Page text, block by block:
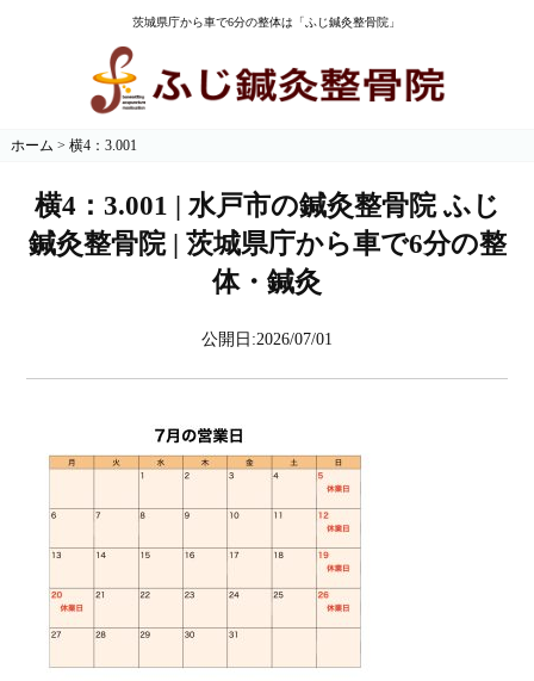
茨城県庁から車で6分の整体は「ふじ鍼灸整骨院」
ホーム > 横4：3.001
横4：3.001 | 水戸市の鍼灸整骨院 ふじ
鍼灸整骨院 | 茨城県庁から車で6分の整
体・鍼灸
公開日:2026/07/01